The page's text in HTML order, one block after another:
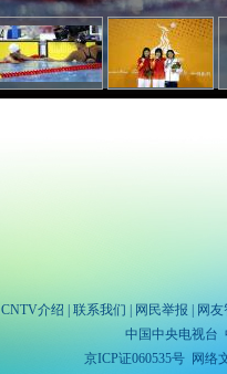
CNTV介绍 联系我们 网民举报
网
中国中央电视台
京ICP证060535号网络